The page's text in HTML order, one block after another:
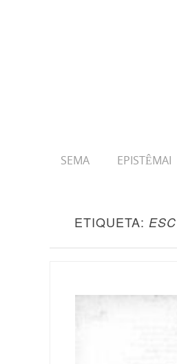
SEMA EPISTÊMAI
ETIQUETA: